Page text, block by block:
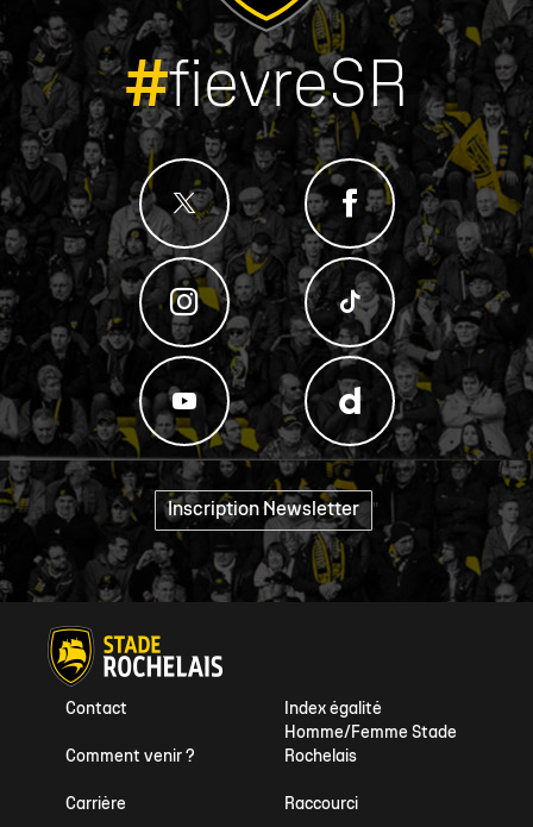
#fievreSR
Inscription Newsletter "
Index égalité
Homme/Femme Stade
Rochelais
Contact
Comment venir ?
Raccourci
Carrière